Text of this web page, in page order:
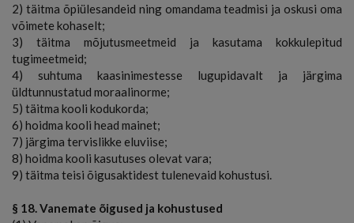
2) täitma õpiülesandeid ning omandama teadmisi ja oskusi oma
võimete kohaselt;
3) täitma mõjutusmeetmeid ja kasutama kokkulepitud
tugimeetmeid;
4) suhtuma kaasinimestesse lugupidavalt ja järgima
üldtunnustatud moraalinorme;
5) täitma kooli kodukorda;
6) hoidma kooli head mainet;
7) järgima tervislikke eluviise;
8) hoidma kooli kasutuses olevat vara;
9) täitma teisi õigusaktidest tulenevaid kohustusi.
§ 18. Vanemate õigused ja kohustused